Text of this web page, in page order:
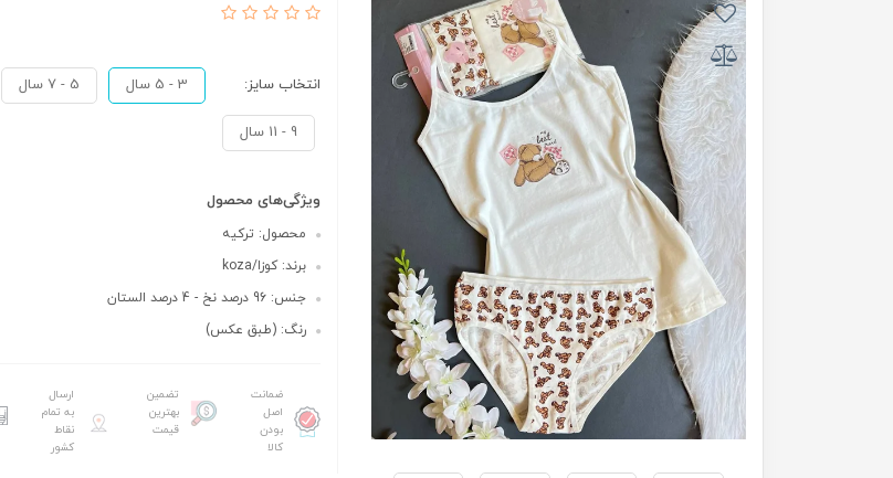
انتخاب سایز: 3 - 5 سال 5 - 7 سال
9 - 11 سال
ویژگی‌های محصول
محصول: ترکیه
برند: کوزا/koza
جنس: 96 درصد نخ - 4 درصد الستان
رنگ: (طبق عکس)
ضمانت
اصل
بودن
کالا
تضمین
بهترین
قیمت
ارسال
به تمام
نقاط
کشور